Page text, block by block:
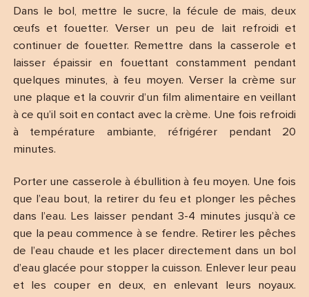
Dans le bol, mettre le sucre, la fécule de mais, deux
œufs et fouetter. Verser un peu de lait refroidi et
continuer de fouetter. Remettre dans la casserole et
laisser épaissir en fouettant constamment pendant
quelques minutes, à feu moyen. Verser la crème sur
une plaque et la couvrir d’un film alimentaire en veillant
à ce qu’il soit en contact avec la crème. Une fois refroidi
à température ambiante, réfrigérer pendant 20
minutes.
Porter une casserole à ébullition à feu moyen. Une fois
que l’eau bout, la retirer du feu et plonger les pêches
dans l’eau. Les laisser pendant 3-4 minutes jusqu’à ce
que la peau commence à se fendre. Retirer les pêches
de l’eau chaude et les placer directement dans un bol
d’eau glacée pour stopper la cuisson. Enlever leur peau
et les couper en deux, en enlevant leurs noyaux.